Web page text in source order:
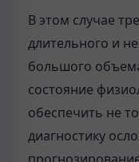
В этом случае
длительного и
большого
состояние
обеспечить не
диагностику